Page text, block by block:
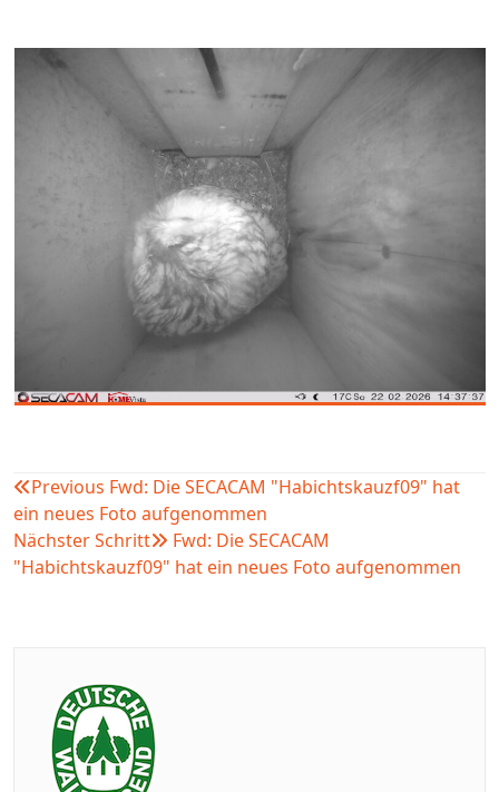
Beitragsnavigation
Previous Fwd: Die SECACAM "Habichtskauzf09" hat
ein neues Foto aufgenommen
Nächster Schritt
Fwd: Die SECACAM
"Habichtskauzf09" hat ein neues Foto aufgenommen